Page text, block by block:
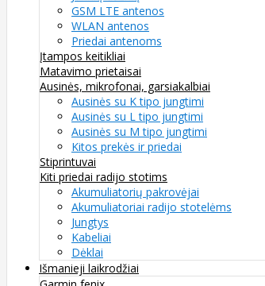
GSM LTE antenos
WLAN antenos
Priedai antenoms
Įtampos keitikliai
Matavimo prietaisai
Ausinės, mikrofonai, garsiakalbiai
Ausinės su K tipo jungtimi
Ausinės su L tipo jungtimi
Ausinės su M tipo jungtimi
Kitos prekės ir priedai
Stiprintuvai
Kiti priedai radijo stotims
Akumuliatorių pakrovėjai
Akumuliatoriai radijo stotelėms
Jungtys
Kabeliai
Dėklai
Išmanieji laikrodžiai